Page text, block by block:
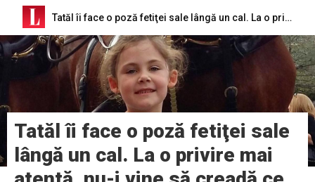
Tatăl îi face o poză fetiţei sale lângă un cal. La o privire mai atentă, nu-i vine să creadă ce vede
Tatăl îi face o poză fetiţei sale
lângă un cal. La o privire mai